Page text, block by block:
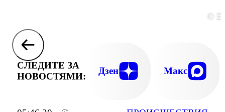
©
СЛЕДИТЕ ЗА
НОВОСТЯМИ:
Дзен Макс